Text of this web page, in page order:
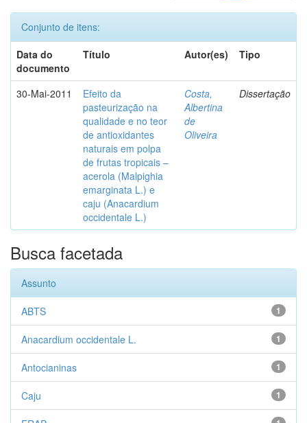
Conjunto de itens:
Data do
documento
Título Autor(es) Tipo
30-Mai-2011
Efeito da
pasteurização na
qualidade e no teor
de antioxidantes
naturais em polpa
de frutas tropicais –
acerola (Malpighia
emarginata L.) e
caju (Anacardium
occidentale L.)
Costa,
Albertina
de
Oliveira
Dissertação
Busca facetada
Assunto
1
ABTS
1
Anacardium occidentale L.
1
Antocianinas
1
Caju